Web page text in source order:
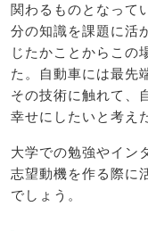
関わるものとなって
分の知識を課題に活
じたかことからこの
た。自動車には最先
その技術に触れて、
幸せにしたいと考え
大学での勉強やイン
志望動機を作る際に
でしょう。